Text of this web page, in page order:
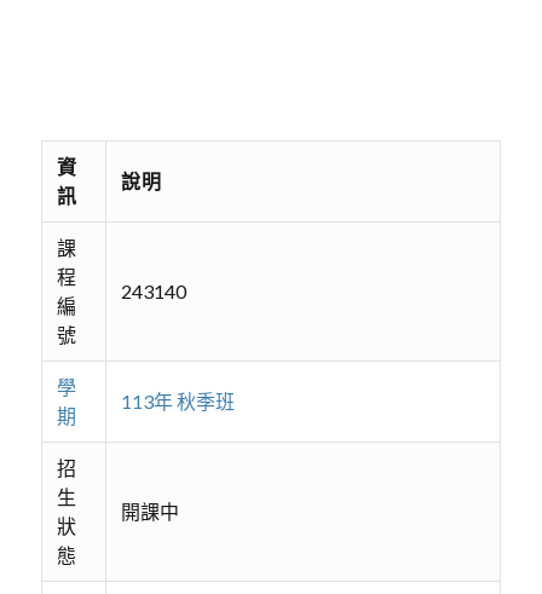
資
訊
說明
課
程
編
號
243140
學
期
113年 秋季班
招
生
狀
態
開課中